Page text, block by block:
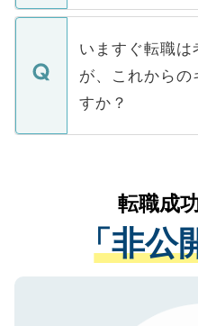
関を公にしてしま
に、医療機関が
みを人材紹介会
ています。
定を承諾する必要
の辞退の連絡は
個人情報が漏えい
で、ご安心くだ
などで収集した
ご本人のキャリ
支援を目的に使
ているすべての個
は、個人情報の
管理基準を満た
る、プライバシ
で、機密保持に
いますぐ転職は
が、これからの
すか？
かがいして、現
経験をまじえな
させていただき
ない方には、長
ので、まずはご登
転職成
「非公